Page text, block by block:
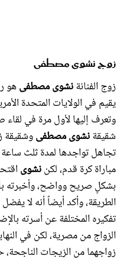
زوج نشوى مصطفى
زوج الفنانةنشوى مصطفىهو
يقيم في الولايات المتحدة
وتعرف إليها لأول مرة في
شقيقةنشوىمصطفىوشقيقة
تجاهل تواجدها لمدة ثلث ساعة
مباراة كرة قدم، لكننشوى
بشكلٍ صريح وواضح، وأخبرته
الطريقة، وأكد أيضاً أنه لا
تفكيره المختلفة عن أسرته
الزواج من مصرية، لكن في
زواجهما من الزيجات الناجحة، حيث